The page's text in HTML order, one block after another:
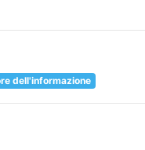
dell'informazione